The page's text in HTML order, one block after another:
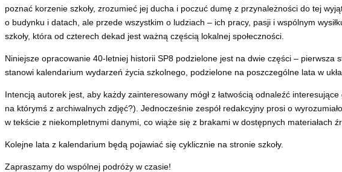
poznać korzenie szkoły, zrozumieć jej ducha i poczuć dumę z przynależności do tej
o budynku i datach, ale przede wszystkim o ludziach – ich pracy, pasji i wspólnym
szkoły, która od czterech dekad jest ważną częścią lokalnej społeczności.
Niniejsze opracowanie 40-letniej historii SP8 podzielone jest na dwie części – pierwsza
stanowi kalendarium wydarzeń życia szkolnego, podzielone na poszczególne lata w
Intencją autorek jest, aby każdy zainteresowany mógł z łatwością odnaleźć
na którymś z archiwalnych zdjęć?). Jednocześnie zespół redakcyjny prosi o
w tekście z niekompletnymi danymi, co wiąże się z brakami w dostępnych materiałach
Kolejne lata z kalendarium będą pojawiać się cyklicznie na stronie szkoły.
Zapraszamy do wspólnej podróży w czasie!